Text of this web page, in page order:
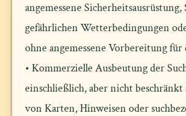
angemessene Sicherheitsausrüstung,
gefährlichen Wetterbedingungen
ohne angemessene Vorbereitung
• Kommerzielle Ausbeutung der
einschließlich, aber nicht beschränkt
von Karten, Hinweisen oder